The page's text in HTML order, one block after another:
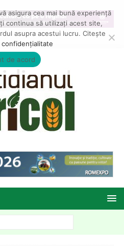
asigura cea mai bună experiență
continua să utilizați acest site,
asupra acestui lucru. Citește
confidențialitate
de acord